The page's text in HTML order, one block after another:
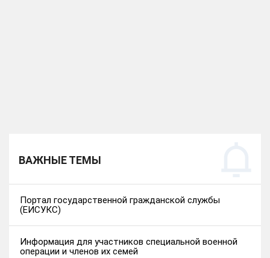
ВАЖНЫЕ ТЕМЫ
Портал государственной гражданской службы
(ЕИСУКС)
Информация для участников специальной военной
операции и членов их семей